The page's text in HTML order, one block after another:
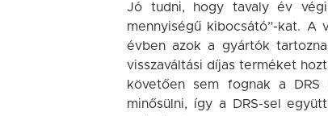
Jó tudni, hogy tavaly év
mennyiségű kibocsátó”-kat. A
évben azok a gyártók
visszaváltási díjas terméket
követően sem fognak a DRS
minősülni, így a DRS-sel